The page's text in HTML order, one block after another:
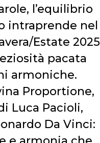
l’equilibrio
intraprende nel
Estate 2025
pacata
armoniche.
Proportione,
Luca Pacioli,
Da Vinci: